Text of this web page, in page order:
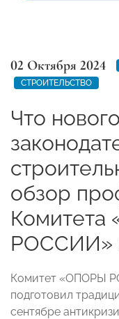
02 Октября 2024
СТРОИТЕЛЬСТВО
Что
обзор
РОССИИ»
Комитет «ОПОРЫ
подготовил
сентябре